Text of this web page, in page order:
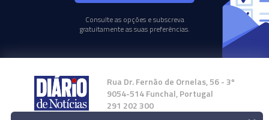
Consulte as opções e subscreva
gratuitamente as suas preferências.
Rua Dr. Fernão de Ornelas, 56 - 3º
9054-514 Funchal, Portugal
291 202 300